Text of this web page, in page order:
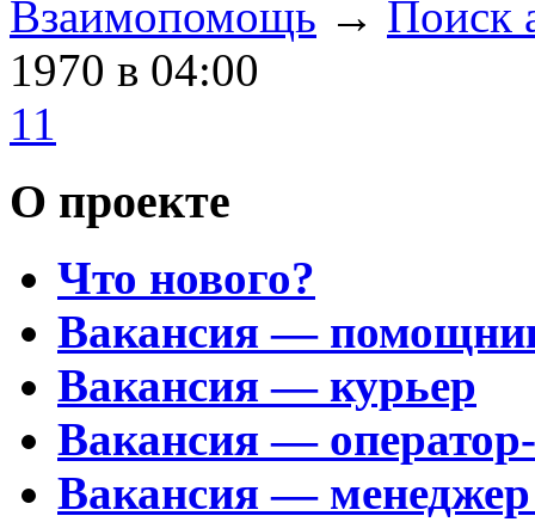
Взаимопомощь → Поиск
1970 в 04:00
11
О проекте
Что нового?
Вакансия —
Вакансия — курьер
Вакансия —
Вакансия —